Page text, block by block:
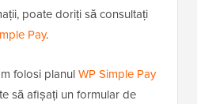
poate doriți să consultați
Pay.
folosi planulWP Simple Pay
să afișați un formular de